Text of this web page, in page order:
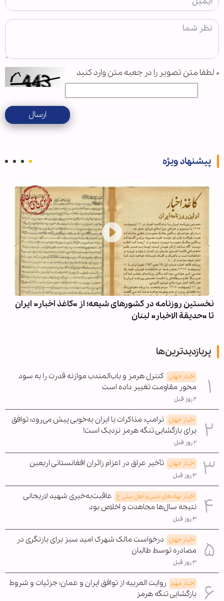
* لطفا متن تصویر را در جعبه متن وارد کنید
ارسال
پیشنهاد ویژه
نخستین روزنامه در کشورهای شیعه؛ از «کاغذ اخبار» ایران
تا «حدیقة الاخبار» لبنان
پربازدیدترین‌ها
اخبار جهان کنترل هرمز و باب‌المندب موازنه قدرت را به سود
محور مقاومت تغییر داده است
۲ روز قبل
اخبار جهان ترامپ: مذاکرات با ایران به‌خوبی پیش می‌رود؛ توافق
برای بازگشایی تنگه هرمز نزدیک است!
۲ روز قبل
اخبار جهان تأخیر عراق در اعزام زائران افغانستانی اربعین
۳ روز قبل
اخبار نهادهای دینی و اهل بیتی ع عاقبت‌به‌خیری شهید لاریجانی
نتیجه سال‌ها مجاهدت و اخلاص بود
۳ روز قبل
اخبار جهان درخواست مالک شهرک امید سبز برای بازنگری در
مصادره توسط طالبان
۳ روز قبل
اخبار مهم روایت العربیه از توافق ایران و عمان؛ جزئیات و شروط
بازگشایی تنگه هرمز